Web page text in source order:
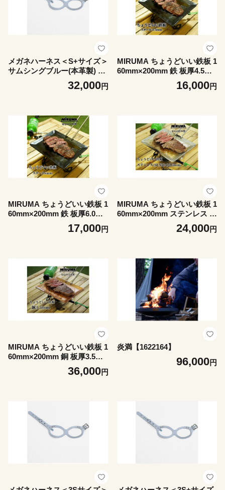
メガネハーネス＜S+サイズ＞
サムシングブルー(本革製) ka
zama premium【1641074】
32,000円
MIRUMA ちょうどいい鉄板 1
60mm×200mm 鉄 板厚4.5m
16,000円
MIRUMA ちょうどいい鉄板 1
60mm×200mm 鉄 板厚6.0m
17,000円
MIRUMA ちょうどいい鉄板 1
60mm×200mm ステンレス 板
厚3.5mm【1548328】24,000円
MIRUMA ちょうどいい鉄板 1
60mm×200mm 銅 板厚3.5m
36,000円
炎満【1622164】
96,000円